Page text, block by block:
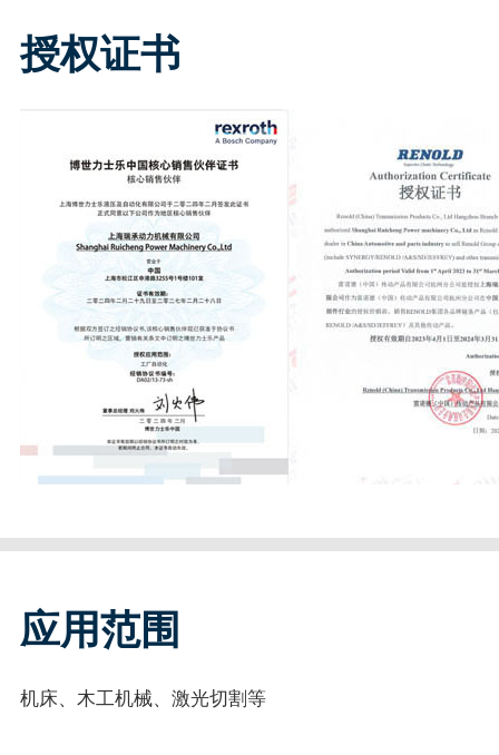
授权证书
应用范围
机床、木工机械、激光切割等